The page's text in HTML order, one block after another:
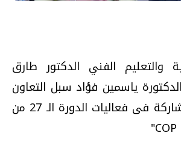
والتعليم الفني الدكتور طارق
ياسمين فؤاد سبل التعاون
بين الوزارتين للمشاركة فى فعاليات الدورة الـ 27 من